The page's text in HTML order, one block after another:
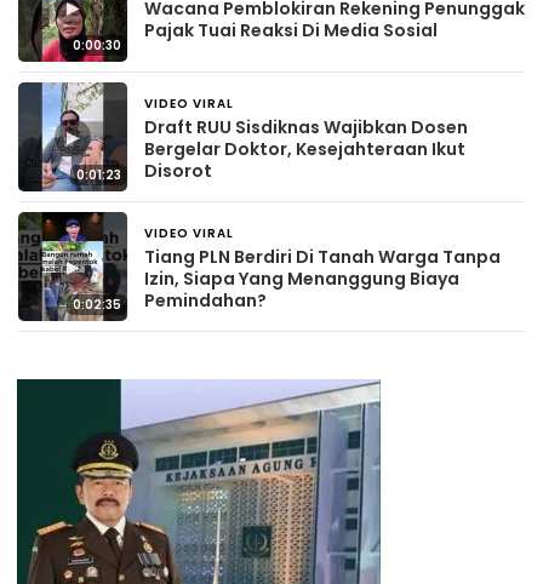
▶
0:00:30
Wacana Pemblokiran Rekening Penunggak
Pajak Tuai Reaksi Di Media Sosial
▶
0:01:23
VIDEO VIRAL
Draft RUU Sisdiknas Wajibkan Dosen
Bergelar Doktor, Kesejahteraan Ikut
Disorot
▶
0:02:35
VIDEO VIRAL
Tiang PLN Berdiri Di Tanah Warga Tanpa
Izin, Siapa Yang Menanggung Biaya
Pemindahan?